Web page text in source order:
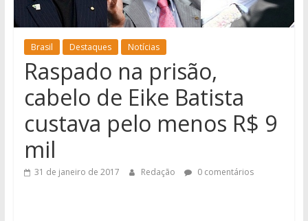
notícias
de
Iguatemi
região.
Brasil Destaques Notícias
Raspado na prisão,
cabelo de Eike Batista
custava pelo menos R$ 9
mil
31 de janeiro de 2017 Redação 0 comentários